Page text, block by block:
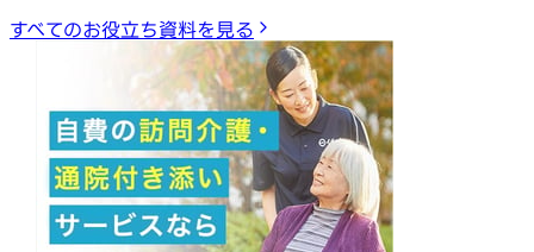
すべてのお役立ち資料を見る